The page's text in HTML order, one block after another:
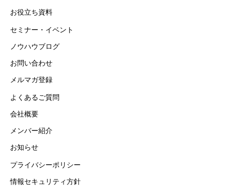
お役立ち資料
セミナー・イベント
ノウハウブログ
お問い合わせ
メルマガ登録
よくあるご質問
会社概要
メンバー紹介
お知らせ
プライバシーポリシー
情報セキュリティ方針